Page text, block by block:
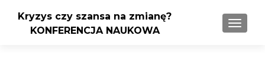
Kryzys czy szansa na zmianę?
KONFERENCJA NAUKOWA